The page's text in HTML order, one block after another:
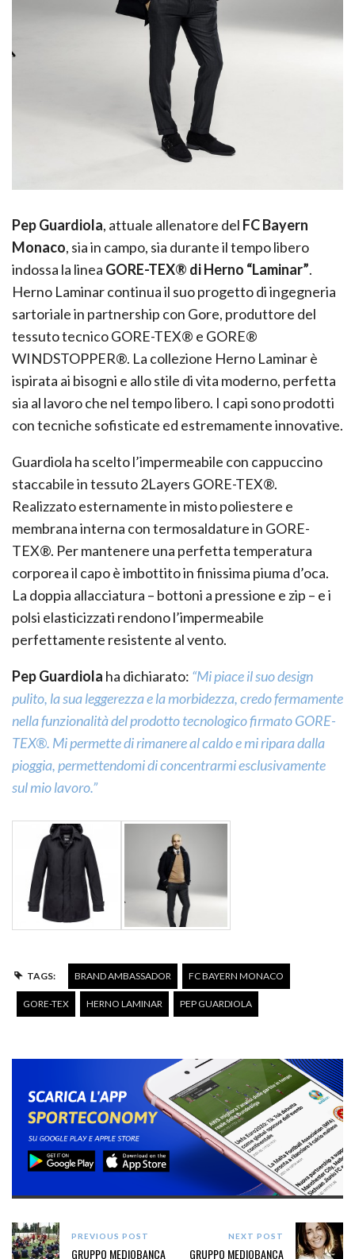
Pep Guardiola, attuale allenatore del FC Bayern
Monaco, sia in campo, sia durante il tempo libero
indossa la linea GORE-TEX® di Herno “Laminar”.
Herno Laminar continua il suo progetto di ingegneria
sartoriale in partnership con Gore, produttore del
tessuto tecnico GORE-TEX® e GORE®
WINDSTOPPER®. La collezione Herno Laminar è
ispirata ai bisogni e allo stile di vita moderno, perfetta
sia al lavoro che nel tempo libero. I capi sono prodotti
con tecniche sofisticate ed estremamente innovative.
Guardiola ha scelto l’impermeabile con cappuccino
staccabile in tessuto 2Layers GORE-TEX®.
Realizzato esternamente in misto poliestere e
membrana interna con termosaldature in GORE-
TEX®. Per mantenere una perfetta temperatura
corporea il capo è imbottito in finissima piuma d’oca.
La doppia allacciatura – bottoni a pressione e zip – e i
polsi elasticizzati rendono l’impermeabile
perfettamente resistente al vento.
Pep Guardiola ha dichiarato: “Mi piace il suo design
pulito, la sua leggerezza e la morbidezza, credo fermamente
nella funzionalità del prodotto tecnologico firmato GORE-
TEX®. Mi permette di rimanere al caldo e mi ripara dalla
pioggia, permettendomi di concentrarmi esclusivamente
sul mio lavoro.”
TAGS: BRAND AMBASSADOR FC BAYERN MONACO
GORE-TEX HERNO LAMINAR PEP GUARDIOLA
PREVIOUS POST
GRUPPO MEDIOBANCA
NEXT POST
GRUPPO MEDIOBANCA